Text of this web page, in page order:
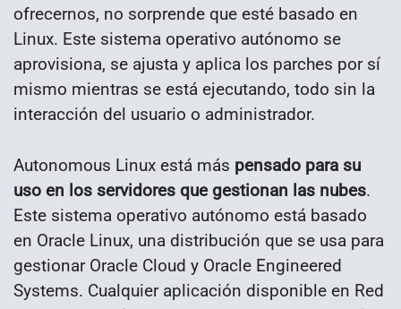
ofrecernos, no sorprende que esté basado en
Linux. Este sistema operativo autónomo se
aprovisiona, se ajusta y aplica los parches por sí
mismo mientras se está ejecutando, todo sin la
interacción del usuario o administrador.
Autonomous Linux está más pensado para su
uso en los servidores que gestionan las nubes.
Este sistema operativo autónomo está basado
en Oracle Linux, una distribución que se usa para
gestionar Oracle Cloud y Oracle Engineered
Systems. Cualquier aplicación disponible en Red